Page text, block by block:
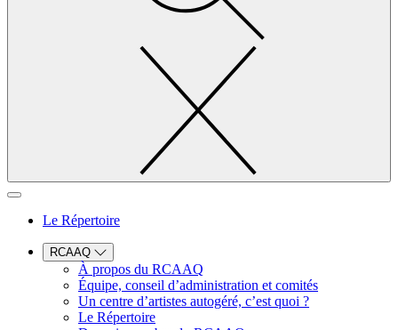
Le Répertoire
RCAAQ
À propos du RCAAQ
Équipe, conseil d’administration et comités
Un centre d’artistes autogéré, c’est quoi ?
Le Répertoire